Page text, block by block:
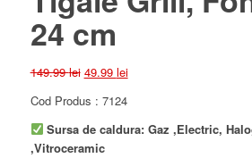
24 cm
149.99lei Prețul
a
fost:
149.99 lei.
49.99 leiPrețul
este:
49.99 lei.
Cod Produs : 7124
Sursa de caldura: Gaz ,Electric,
,Vitroceramic